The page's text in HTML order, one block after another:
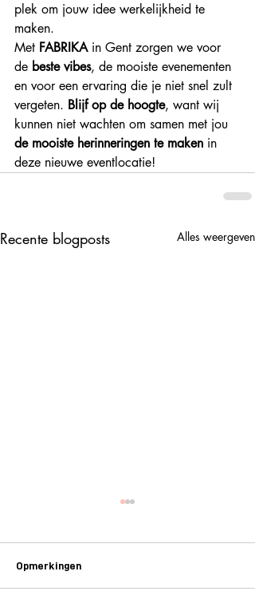
plek om jouw idee werkelijkheid te
maken.
Met FABRIKA in Gent zorgen we voor
de beste vibes, de mooiste evenementen
en voor een ervaring die je niet snel zult
vergeten. Blijf op de hoogte, want wij
kunnen niet wachten om samen met jou
de mooiste herinneringen te maken in
deze nieuwe eventlocatie!
Recente blogposts Alles weergeven
Opmerkingen